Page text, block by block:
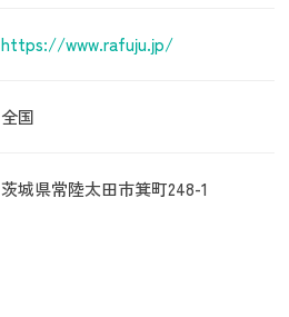
https://www.rafuju.jp/
全国
茨城県常陸太田市箕町248-1